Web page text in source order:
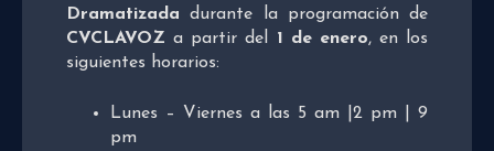
Dramatizada durante la programación de
CVCLAVOZ a partir del 1 de enero, en los
siguientes horarios:
Lunes – Viernes a las 5 am |2 pm | 9
pm